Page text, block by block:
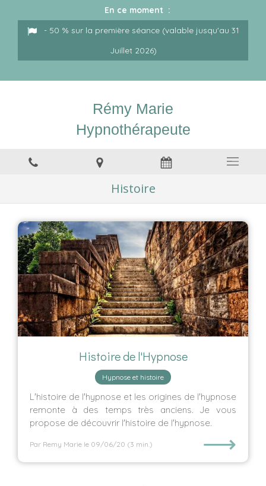
En ce moment :
- 50 % sur la première séance (valable jusqu'au 31
Juillet 2026)
Rémy Marie
Hypnothérapeute
Histoire
Histoire de l'Hypnose
Hypnose et histoire
L'histoire de l'hypnose et les origines de l'hypnose
remonte à des temps très anciens. Je vous
propose de découvrir l'histoire de l'hypnose.
Par Remy Marie le 09/06/20 (3 min.) ⟶